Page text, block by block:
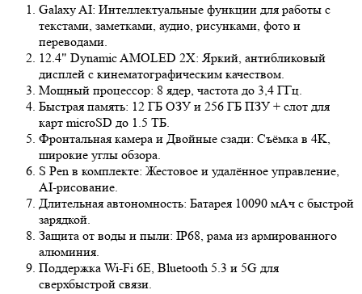
Galaxy AI: Интеллектуальные функции для работы с
текстами, заметками, аудио, рисунками, фото и
переводами.
12.4" Dynamic AMOLED 2X: Яркий, антибликовый
дисплей с кинематографическим качеством.
Мощный процессор: 8 ядер, частота до 3,4 ГГц.
Быстрая память: 12 ГБ ОЗУ и 256 ГБ ПЗУ + слот для
карт microSD до 1.5 ТБ.
Фронтальная камера и Двойные сзади: Съёмка в 4K,
широкие углы обзора.
S Pen в комплекте: Жестовое и удалённое управление,
AI-рисование.
Длительная автономность: Батарея 10090 мАч с быстрой
зарядкой.
Защита от воды и пыли: IP68, рама из армированного
алюминия.
Поддержка Wi-Fi 6E, Bluetooth 5.3 и 5G для
сверхбыстрой связи.